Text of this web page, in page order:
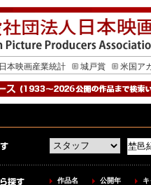
日本映画産業統計 城戸賞 米国ア
作品名 公開年